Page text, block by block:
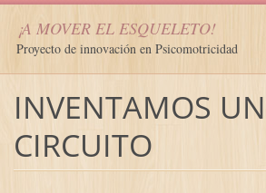
¡A MOVER EL ESQUELETO!
Proyecto de innovación en Psicomotricidad
INVENTAMOS UN
CIRCUITO